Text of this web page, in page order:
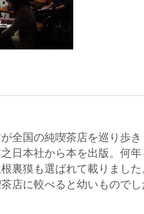
全国の純喫茶店を巡り歩
日本社から本を出版。何
裏獏も選ばれて載りまし
店に較べると幼いもので